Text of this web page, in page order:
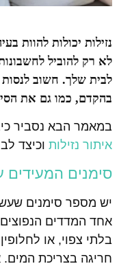
נזילות יכולות להוות
לא רק להוביל
לבית שלך. חשוב לנסות
בהקדם, כמו גם את
במאמר הבא נסביר
איתור נזילותוכיצד
סימנים המעידים
יש מספר סימנים
אחד המדדים הנפוצים
בלתי צפוי, או
חריגה בצריכת